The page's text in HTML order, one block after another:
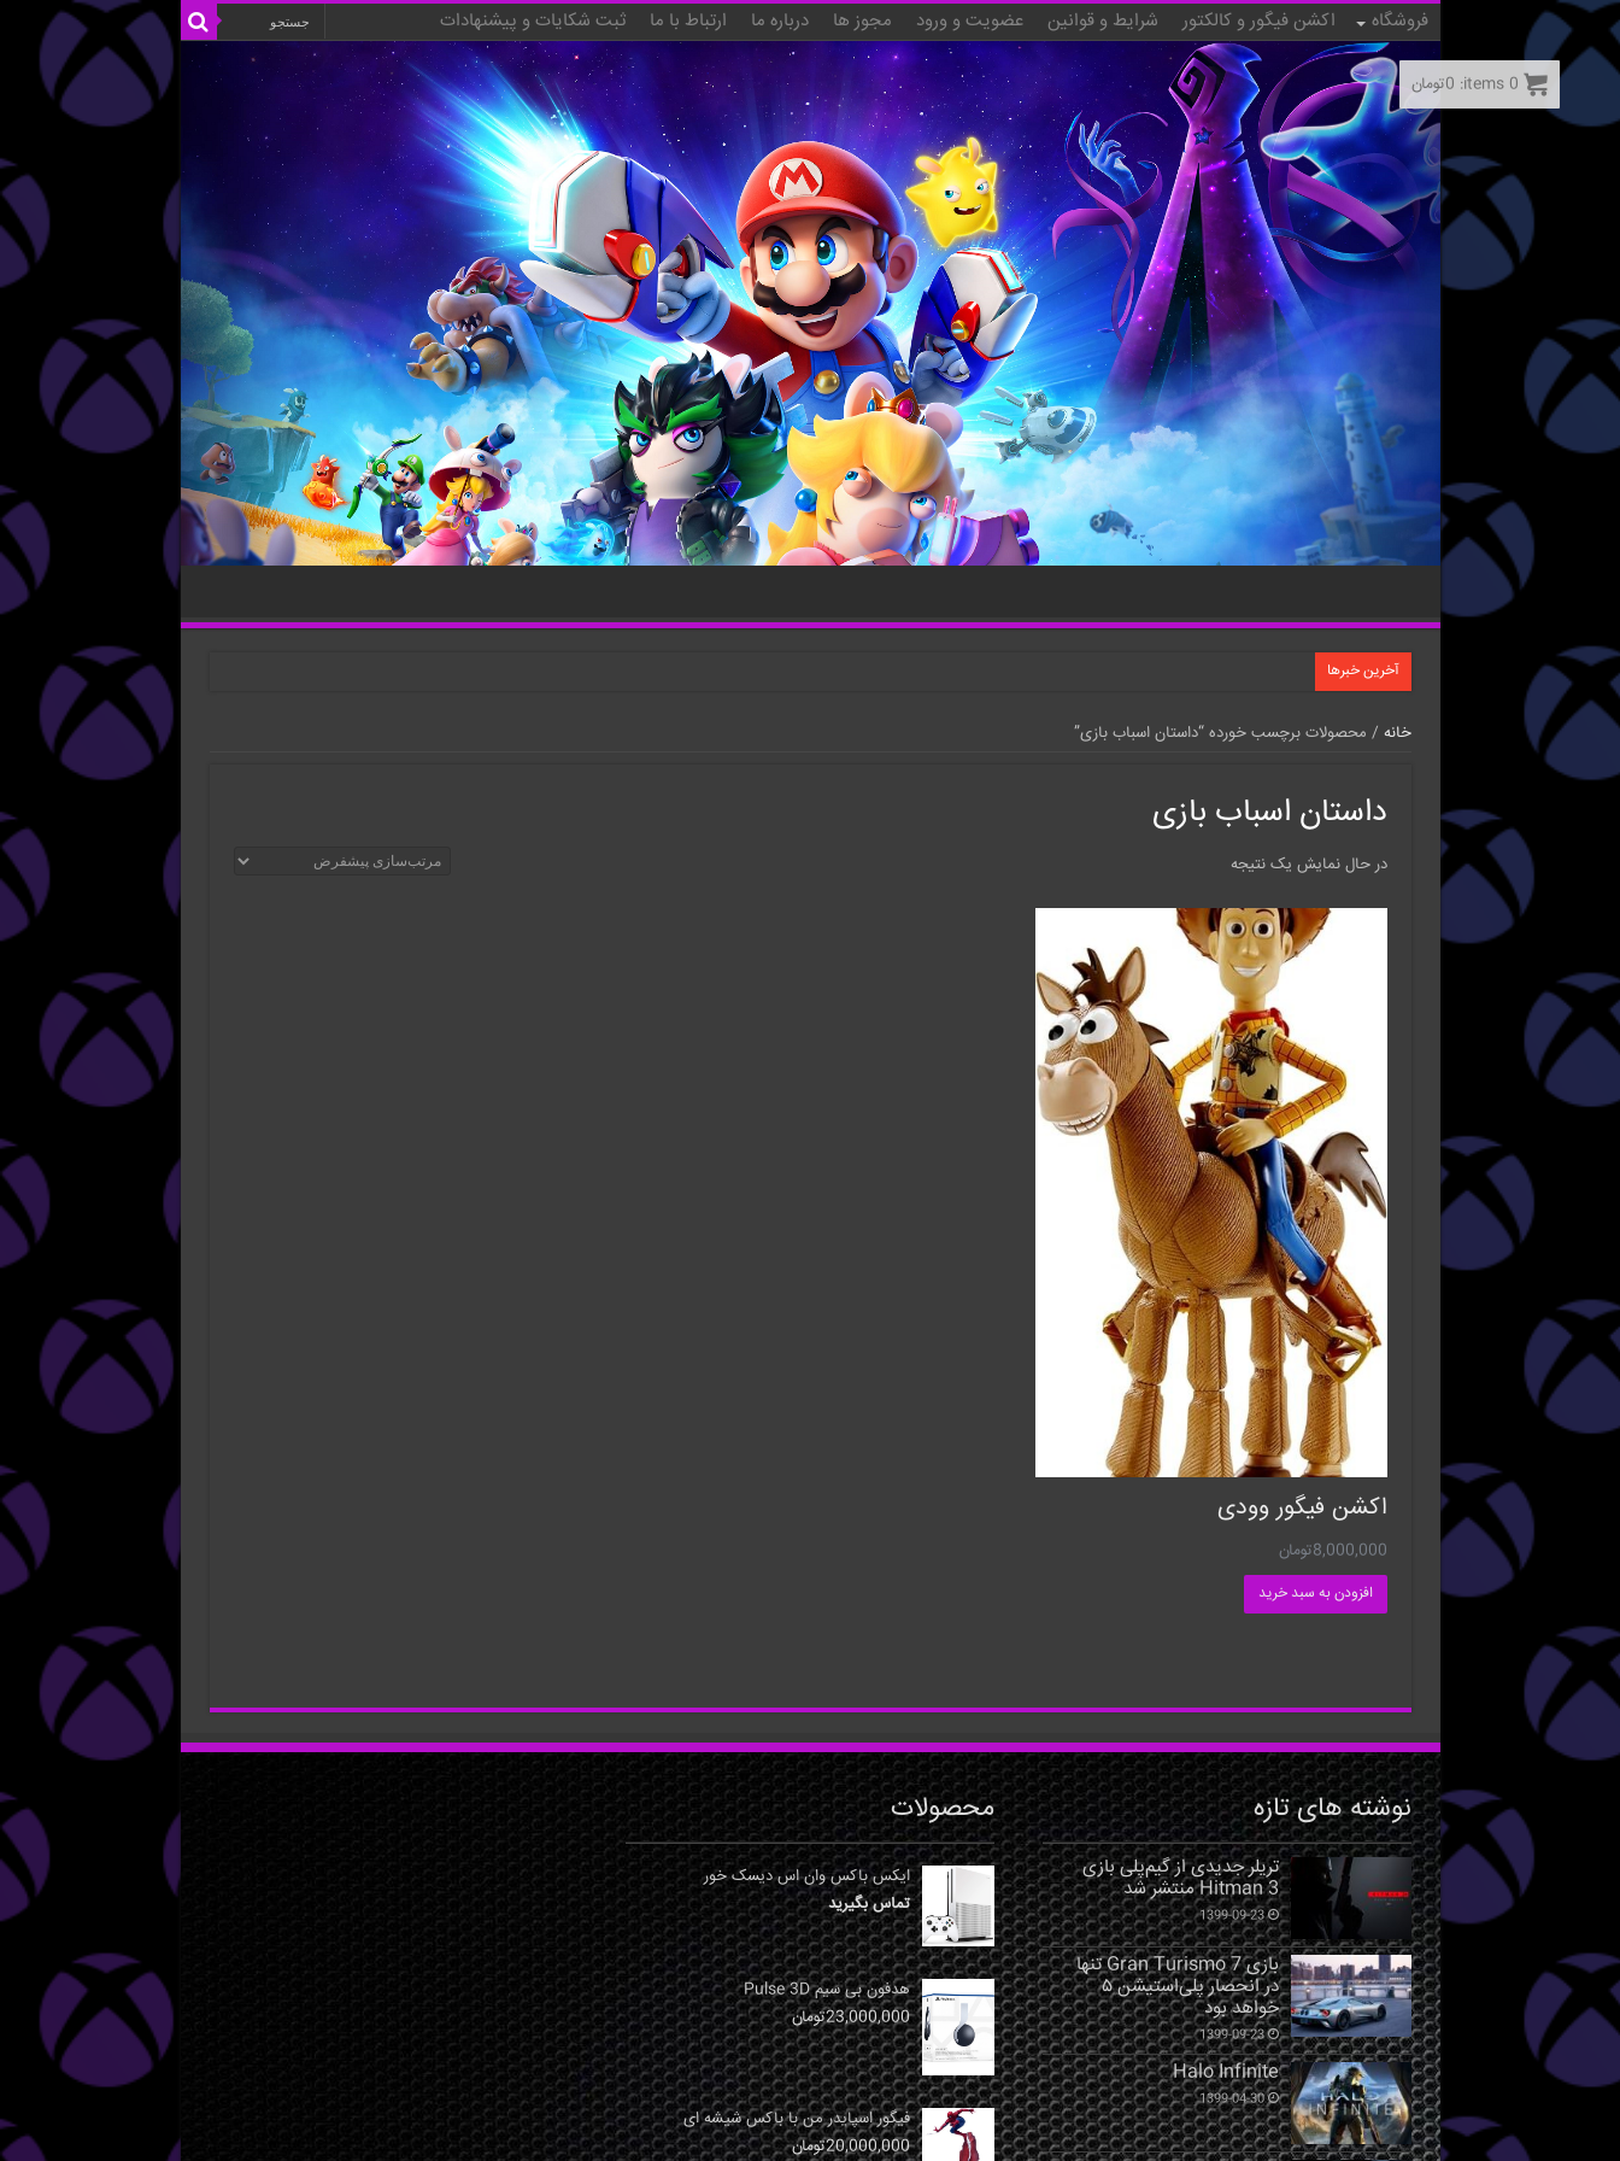
فروشگاه اکشن فیگور و کالکتور شرایط و قوانین عضویت و ورود مجوز ها درباره ما ارتباط با ما ثبت شکایات و پیشنهادات
آخرین خبرها
خانه / محصولات برچسب خورده “داستان اسباب بازی”
داستان اسباب بازی
در حال نمایش یک نتیجه
اکشن فیگور وودی
8,000,000تومان
افزودن به سبد خرید
نوشته های تازه
تریلر جدیدی از گیم‌پلی بازی
Hitman 3 منتشر شد
1399-09-23
بازی Gran Turismo 7 تنها
در انحصار پلی‌استیشن ۵
خواهد بود
1399-09-23
Halo Infinite
1399-04-30
محصولات
ایکس باکس وان اس دیسک خور
تماس بگیرید
هدفون بی سیم Pulse 3D
23,000,000تومان
فیگور اسپایدر من با باکس شیشه ای
20,000,000تومان
0
items:
0تومان